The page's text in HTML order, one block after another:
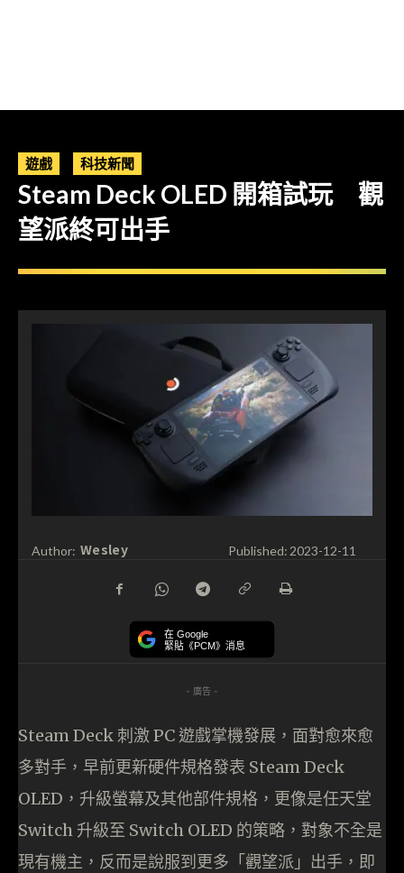
遊戲 科技新聞
Steam Deck OLED 開箱試玩 觀
望派終可出手
Author: Wesley Published: 2023-12-11
在 Google
緊貼《PCM》消息
- 廣告 -
Steam Deck 刺激 PC 遊戲掌機發展，面對愈來愈
多對手，早前更新硬件規格發表 Steam Deck
OLED，升級螢幕及其他部件規格，更像是任天堂
Switch 升級至 Switch OLED 的策略，對象不全是
現有機主，反而是說服到更多「觀望派」出手，即